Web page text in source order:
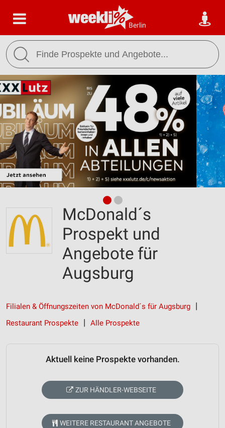
Berlin
McDonald´s
Prospekt und
Angebote für
Augsburg
Filialen & Öffnungszeiten von McDonald´s für Augsburg
Restaurant Prospekte
Alle Prospekte
Aktuell keine Prospekte vorhanden.
ZUR HÄNDLER-WEBSEITE
WEITERE RESTAURANT ANGEBOTE